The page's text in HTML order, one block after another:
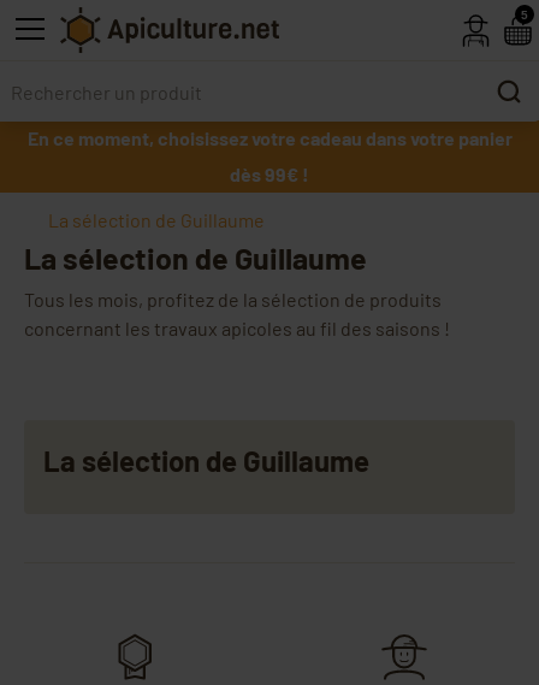
Skip to main content
En ce moment, choisissez votre cadeau dans votre panier
dès 99€ !
La sélection de Guillaume
La sélection de Guillaume
Tous les mois, profitez de la sélection de produits
concernant les travaux apicoles au fil des saisons !
La sélection de Guillaume
5